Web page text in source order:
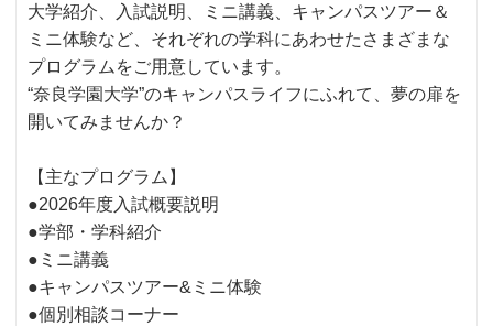
大学紹介、入試説明、ミニ講義、キャンパスツアー＆
ミニ体験など、それぞれの学科にあわせたさまざまな
プログラムをご用意しています。
“奈良学園大学”のキャンパスライフにふれて、夢の扉を
開いてみませんか？
【主なプログラム】
●2026年度入試概要説明
●学部・学科紹介
●ミニ講義
●キャンパスツアー&ミニ体験
●個別相談コーナー